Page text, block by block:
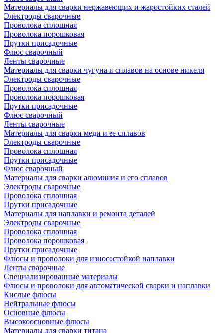
Материалы для сварки нержавеющих и жаростойких сталей
Электроды сварочные
Проволока сплошная
Проволока порошковая
Прутки присадочные
Флюс сварочный
Ленты сварочные
Материалы для сварки чугуна и сплавов на основе никеля
Электроды сварочные
Проволока сплошная
Проволока порошковая
Прутки присадочные
Флюс сварочный
Ленты сварочные
Материалы для сварки меди и ее сплавов
Электроды сварочные
Проволока сплошная
Прутки присадочные
Флюс сварочный
Материалы для сварки алюминия и его сплавов
Электроды сварочные
Проволока сплошная
Прутки присадочные
Материалы для наплавки и ремонта деталей
Электроды сварочные
Проволока сплошная
Проволока порошковая
Прутки присадочные
Флюсы и проволоки для износостойкой наплавки
Ленты сварочные
Специализированные материалы
Флюсы и проволоки для автоматической сварки и наплавки
Кислые флюсы
Нейтральные флюсы
Основные флюсы
Высокоосновные флюсы
Материалы для сварки титана